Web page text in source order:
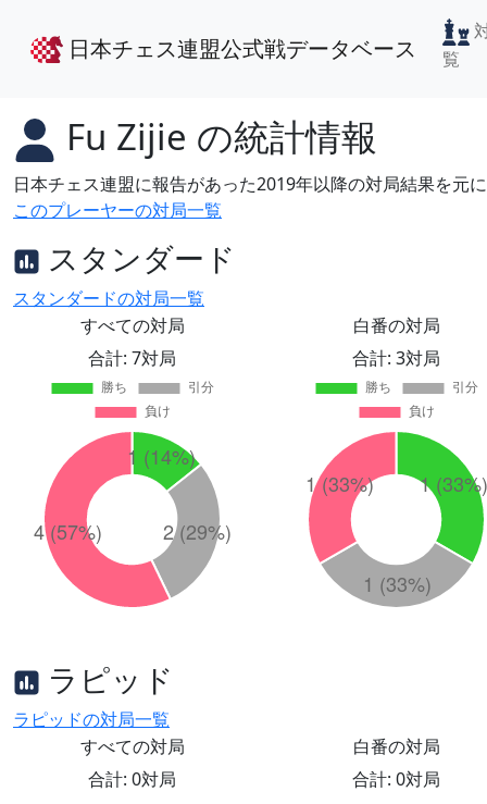
日本チェス連盟公式戦データベース
覧
Fu Zijie の統計情報
日本チェス連盟に報告があった2019年以降の対局結果を元
このプレーヤーの対局一覧
スタンダード
スタンダードの対局一覧
すべての対局
合計: 7対局
白番の対局
合計: 3対局
ラピッド
ラピッドの対局一覧
すべての対局
合計: 0対局
白番の対局
合計: 0対局